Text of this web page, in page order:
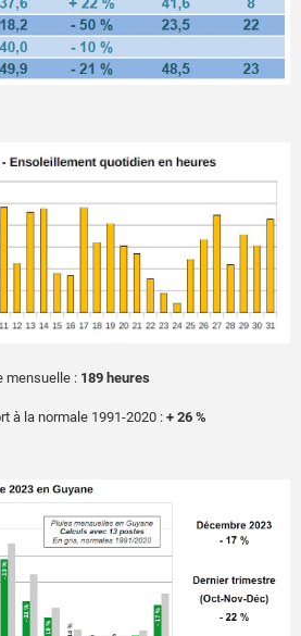
mensuelle : 189 heures
à la normale 1991-2020 : + 26 %